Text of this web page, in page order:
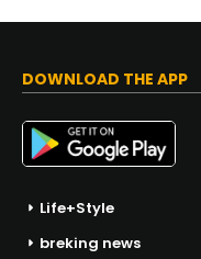
DOWNLOAD THE APP
Life+Style
breking news